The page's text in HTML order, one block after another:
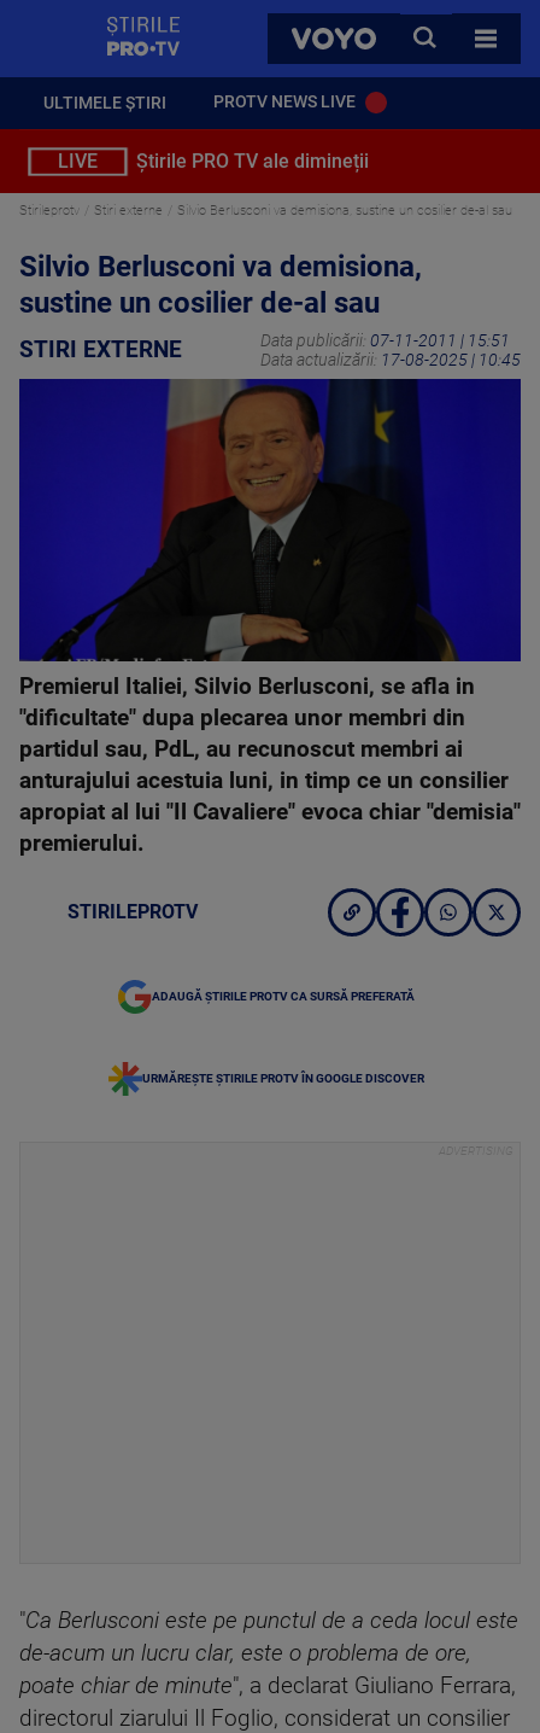
VOYO
CAUTA
TOATE
ULTIMELE ȘTIRI PROTV NEWS LIVE
LIVE Știrile PRO TV ale dimineții
Stirileprotv Stiri externe Silvio Berlusconi va demisiona, sustine un cosilier de-al sau
Silvio Berlusconi va demisiona,
sustine un cosilier de-al sau
STIRI EXTERNE Data publicării: 07-11-2011 | 15:51
Data actualizării: 17-08-2025 | 10:45
Premierul Italiei, Silvio Berlusconi, se afla in
"dificultate" dupa plecarea unor membri din
partidul sau, PdL, au recunoscut membri ai
anturajului acestuia luni, in timp ce un consilier
apropiat al lui "Il Cavaliere" evoca chiar "demisia"
premierului.
STIRILEPROTV
ADAUGĂ ȘTIRILE PROTV CA SURSĂ PREFERATĂ
URMĂREȘTE ȘTIRILE PROTV ÎN GOOGLE DISCOVER
"Ca Berlusconi este pe punctul de a ceda locul este
de-acum un lucru clar, este o problema de ore,
poate chiar de minute", a declarat Giuliano Ferrara,
directorul ziarului Il Foglio, considerat un consilier